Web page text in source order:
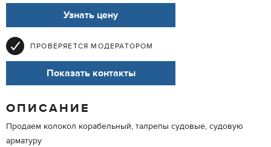
Узнать цену
ПРОВЕРЯЕТСЯ МОДЕРАТОРОМ
Показать контакты
ОПИСАНИЕ
Продаем колокол корабельный, талрепы судовые, судовую
арматуру